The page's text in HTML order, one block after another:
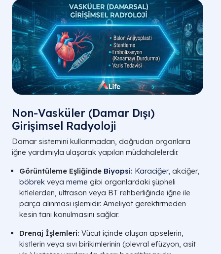
Non-Vasküler (Damar Dışı)
Girişimsel Radyoloji
Damar sistemini kullanmadan, doğrudan organlara
iğne yardımıyla ulaşarak yapılan müdahalelerdir.
Görüntüleme Eşliğinde Biyopsi: Karaciğer, akciğer,
böbrek veya meme gibi organlardaki şüpheli
kitlelerden, ultrason veya BT rehberliğinde iğne ile
parça alınması işlemidir. Ameliyat gerektirmeden
kesin tanı konulmasını sağlar.
Drenaj İşlemleri: Vücut içinde oluşan apselerin,
kistlerin veya sıvı birikimlerinin (plevral efüzyon, asit